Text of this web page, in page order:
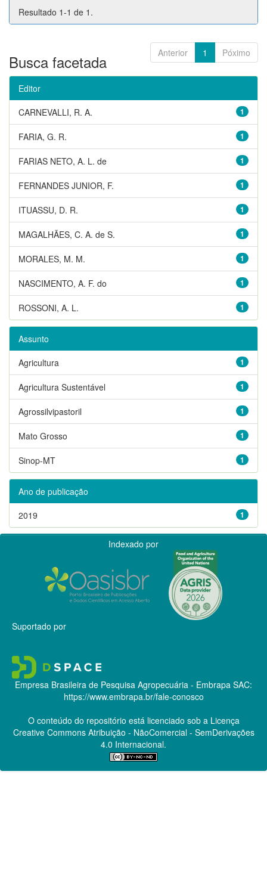
Resultado 1-1 de 1.
Anterior 1 Póximo
Busca facetada
Editor
1
CARNEVALLI, R. A.
1
FARIA, G. R.
1
FARIAS NETO, A. L. de
1
FERNANDES JUNIOR, F.
1
ITUASSU, D. R.
1
MAGALHÃES, C. A. de S.
1
MORALES, M. M.
1
NASCIMENTO, A. F. do
1
ROSSONI, A. L.
Assunto
1
Agricultura
1
Agricultura Sustentável
1
Agrossilvipastoril
1
Mato Grosso
1
Sinop-MT
Ano de publicação
1
2019
Indexado por
Suportado por
Empresa Brasileira de Pesquisa Agropecuária - Embrapa SAC:
https://www.embrapa.br/fale-conosco
O conteúdo do repositório está licenciado sob a Licença
Creative CommonsAtribuição - NãoComercial - SemDerivações
4.0 Internacional.